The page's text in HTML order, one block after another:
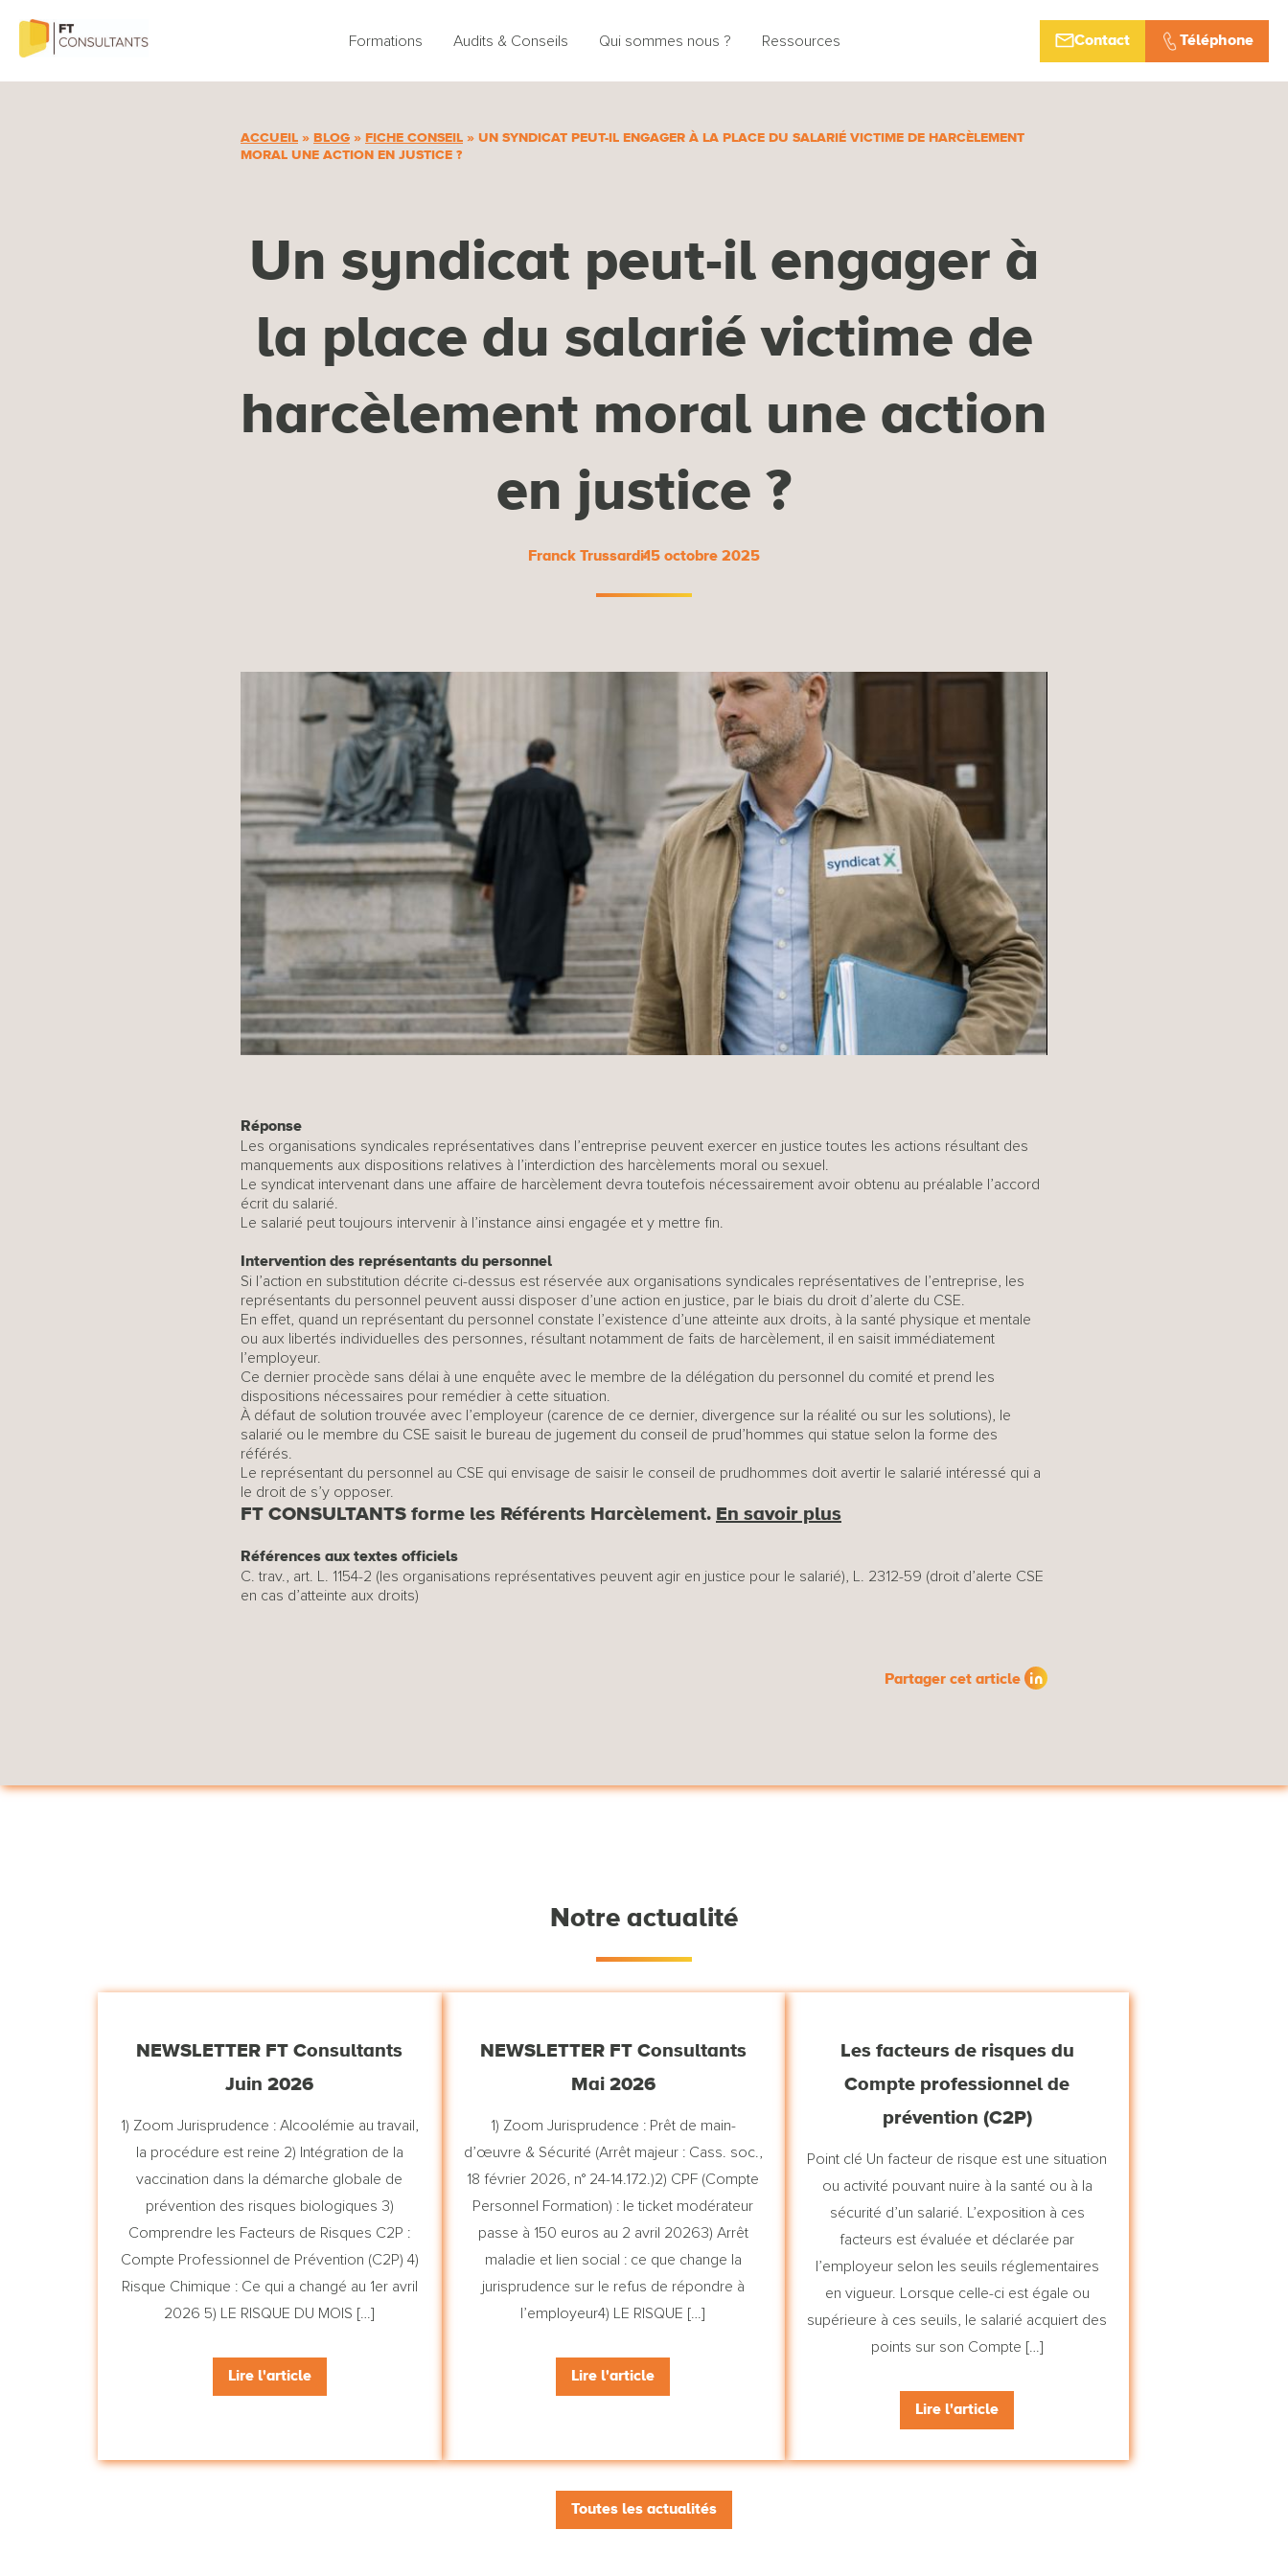
contenu
Formations Audits & Conseils Qui sommes nous ? Ressources Contact Téléphone
ACCUEIL » BLOG » FICHE CONSEIL » UN SYNDICAT PEUT-IL ENGAGER À LA PLACE DU SALARIÉ VICTIME DE HARCÈLEMENT
MORAL UNE ACTION EN JUSTICE ?
Un syndicat peut-il engager à
la place du salarié victime de
harcèlement moral une action
en justice ?
Franck Trussardi15 octobre 2025
Réponse
Les organisations syndicales représentatives dans l’entreprise peuvent exercer en justice toutes les actions résultant des
manquements aux dispositions relatives à l’interdiction des harcèlements moral ou sexuel.
Le syndicat intervenant dans une affaire de harcèlement devra toutefois nécessairement avoir obtenu au préalable l’accord
écrit du salarié.
Le salarié peut toujours intervenir à l’instance ainsi engagée et y mettre fin.
Intervention des représentants du personnel
Si l’action en substitution décrite ci-dessus est réservée aux organisations syndicales représentatives de l’entreprise, les
représentants du personnel peuvent aussi disposer d’une action en justice, par le biais du droit d’alerte du CSE.
En effet, quand un représentant du personnel constate l’existence d’une atteinte aux droits, à la santé physique et mentale
ou aux libertés individuelles des personnes, résultant notamment de faits de harcèlement, il en saisit immédiatement
l’employeur.
Ce dernier procède sans délai à une enquête avec le membre de la délégation du personnel du comité et prend les
dispositions nécessaires pour remédier à cette situation.
À défaut de solution trouvée avec l’employeur (carence de ce dernier, divergence sur la réalité ou sur les solutions), le
salarié ou le membre du CSE saisit le bureau de jugement du conseil de prud’hommes qui statue selon la forme des
référés.
Le représentant du personnel au CSE qui envisage de saisir le conseil de prudhommes doit avertir le salarié intéressé qui a
le droit de s’y opposer.
FT CONSULTANTS forme les Référents Harcèlement. En savoir plus
Références aux textes officiels
C. trav., art. L. 1154-2 (les organisations représentatives peuvent agir en justice pour le salarié), L. 2312-59 (droit d’alerte CSE
en cas d’atteinte aux droits)
Partager cet article
Notre actualité
NEWSLETTER FT Consultants
Juin 2026
1) Zoom Jurisprudence : Alcoolémie au travail,
la procédure est reine 2) Intégration de la
vaccination dans la démarche globale de
prévention des risques biologiques 3)
Comprendre les Facteurs de Risques C2P :
Compte Professionnel de Prévention (C2P) 4)
Risque Chimique : Ce qui a changé au 1er avril
2026 5) LE RISQUE DU MOIS […]
Lire l'article
NEWSLETTER FT Consultants
Mai 2026
1) Zoom Jurisprudence : Prêt de main-
d’œuvre & Sécurité (Arrêt majeur : Cass. soc.,
18 février 2026, n° 24-14.172.)2) CPF (Compte
Personnel Formation) : le ticket modérateur
passe à 150 euros au 2 avril 20263) Arrêt
maladie et lien social : ce que change la
jurisprudence sur le refus de répondre à
l’employeur4) LE RISQUE […]
Lire l'article
Les facteurs de risques du
Compte professionnel de
prévention (C2P)
Point clé Un facteur de risque est une situation
ou activité pouvant nuire à la santé ou à la
sécurité d’un salarié. L’exposition à ces
facteurs est évaluée et déclarée par
l’employeur selon les seuils réglementaires
en vigueur. Lorsque celle-ci est égale ou
supérieure à ces seuils, le salarié acquiert des
points sur son Compte […]
Lire l'article
Toutes les actualités